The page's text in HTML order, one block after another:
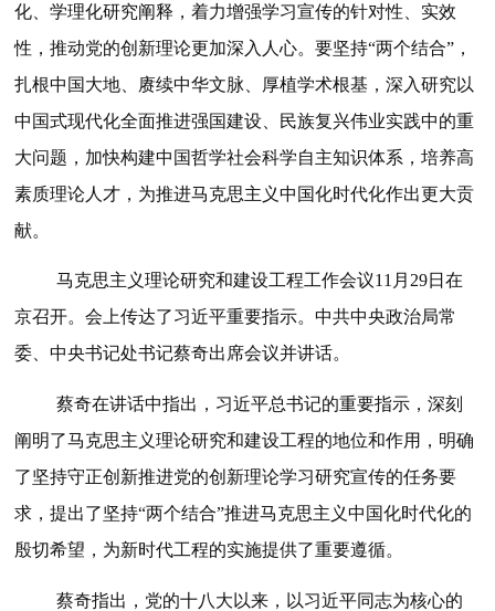
化、学理化研究阐释，着力增强学习宣传的针对性、实效
性，推动党的创新理论更加深入人心。要坚持“两个结合”，
扎根中国大地、赓续中华文脉、厚植学术根基，深入研究以
中国式现代化全面推进强国建设、民族复兴伟业实践中的重
大问题，加快构建中国哲学社会科学自主知识体系，培养高
素质理论人才，为推进马克思主义中国化时代化作出更大贡
献。
马克思主义理论研究和建设工程工作会议11月29日在
京召开。会上传达了习近平重要指示。中共中央政治局常
委、中央书记处书记蔡奇出席会议并讲话。
蔡奇在讲话中指出，习近平总书记的重要指示，深刻
阐明了马克思主义理论研究和建设工程的地位和作用，明确
了坚持守正创新推进党的创新理论学习研究宣传的任务要
求，提出了坚持“两个结合”推进马克思主义中国化时代化的
殷切希望，为新时代工程的实施提供了重要遵循。
蔡奇指出，党的十八大以来，以习近平同志为核心的